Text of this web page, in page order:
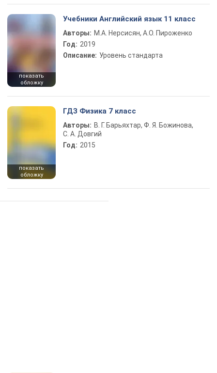
показать
обложку
Учебники Английский язык 11 класс
Авторы: М.А. Нерсисян, А.О. Пироженко
Год: 2019
Описание: Уровень стандарта
показать
обложку
ГДЗ Физика 7 класс
Авторы: В. Г. Барьяхтар, Ф. Я. Божинова,
С. А. Довгий
Год: 2015